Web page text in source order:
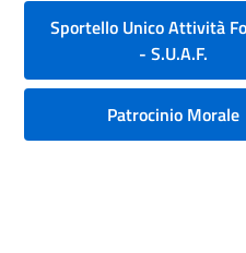
Sportello Unico Attività
- S.U.A.F.
Patrocinio Morale